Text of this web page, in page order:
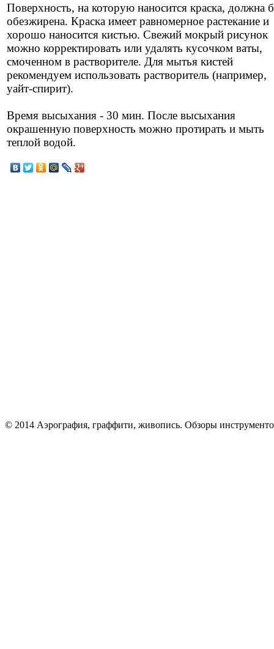
Поверхность, на которую наносится краска, должна
обезжирена. Краска имеет равномерное растекание и
хорошо наносится кистью. Свежий мокрый рисунок
можно корректировать или удалять кусочком ваты,
смоченном в растворителе. Для мытья кистей
рекомендуем использовать растворитель (например,
уайт-спирит).
Время высыхания - 30 мин. После высыхания
окрашенную поверхность можно протирать и мыть
теплой водой.
© 2014 Аэрография, граффити, живопись. Обзоры